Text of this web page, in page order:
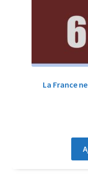
La France